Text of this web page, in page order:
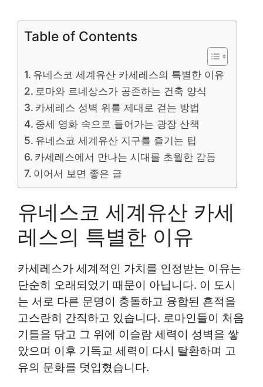
Table of Contents
유네스코 세계유산 카세레스의 특별한 이유
로마와 르네상스가 공존하는 건축 양식
카세레스 성벽 위를 제대로 걷는 방법
중세 영화 속으로 들어가는 광장 산책
유네스코 세계유산 지구를 즐기는 팁
카세레스에서 만나는 시대를 초월한 감동
이어서 보면 좋은 글
유네스코 세계유산 카세
레스의 특별한 이유
카세레스가 세계적인 가치를 인정받는 이유는
단순히 오래되었기 때문이 아닙니다. 이 도시
는 서로 다른 문명이 충돌하고 융합된 흔적을
고스란히 간직하고 있습니다. 로마인들이 처음
기틀을 닦고 그 위에 이슬람 세력이 성벽을 쌓
았으며 이후 기독교 세력이 다시 탈환하며 고
유의 문화를 덧입혔습니다.